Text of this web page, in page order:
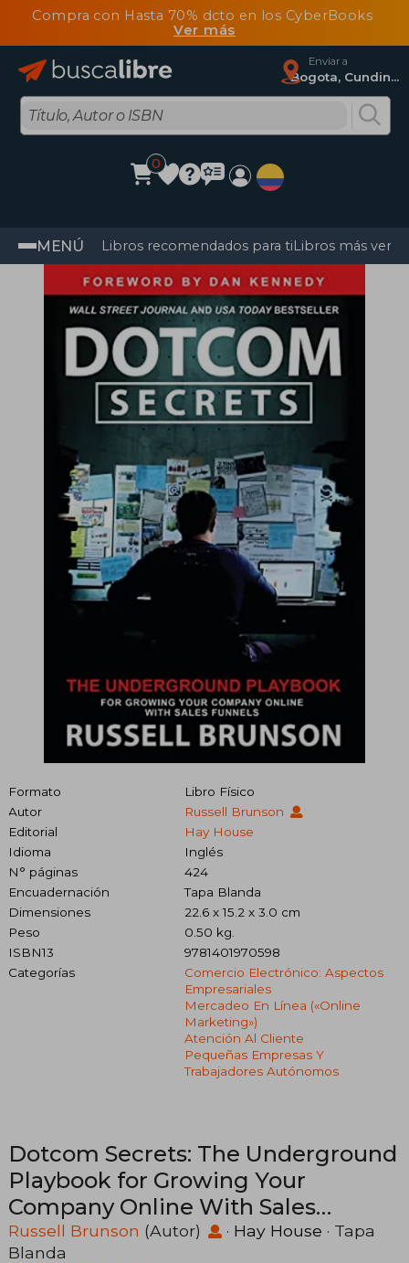
Compra con Hasta 70% dcto en los CyberBooks
Ver más
Enviar a
Bogota, Cundinamarca
0
MENÚ Libros recomendados para tiLibros más
Formato
Libro Físico
Autor
Russell Brunson
Editorial
Hay House
Idioma
Inglés
N° páginas
424
Encuadernación
Tapa Blanda
Dimensiones
22.6 x 15.2 x 3.0 cm
Peso
0.50 kg.
ISBN13
9781401970598
Categorías
Comercio Electrónico: Aspectos
Empresariales
Mercadeo En Línea («online
Marketing»)
Atención Al Cliente
Pequeñas Empresas Y
Trabajadores Autónomos
Dotcom Secrets: The Underground
Playbook for Growing Your
Company Online With Sales
Funnels (en Inglés)
Russell Brunson (Autor) · Hay House · Tapa
Blanda